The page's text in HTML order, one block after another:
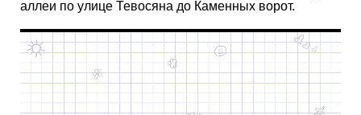
аллеи по улице Тевосяна до Каменных ворот.